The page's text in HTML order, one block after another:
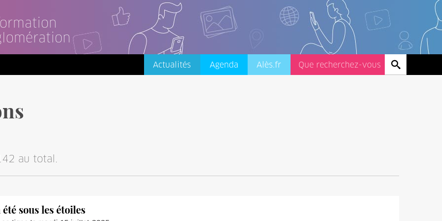
Actualités Agenda Alès.fr
au total.
été sous les étoiles